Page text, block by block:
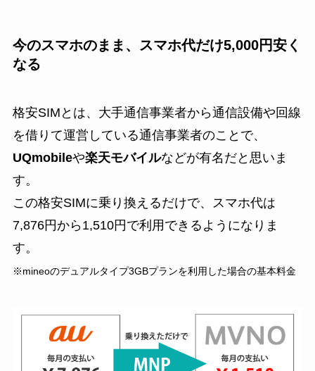
今のスマホのまま、スマホ代だけ5,000円安く
なる
格安SIMとは、大手通信事業者から通信設備や回線
を借りて運営している通信事業者のことで、
UQmobileや楽天モバイルなどが有名だと思いま
す。
この格安SIMに乗り換えるだけで、スマホ代は
7,876円から1,510円で利用できるようになりま
す。
※mineoのデュアルタイプ3GBプランを利用した場合の基本料金